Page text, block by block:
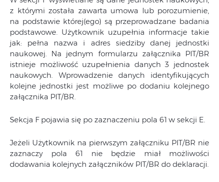
z którymi została zawarta umowa lub porozumienie,
na podstawie której(ego) są przeprowadzane badania
podstawowe. Użytkownik uzupełnia informacje takie
jak: pełna nazwa i adres siedziby danej jednostki
naukowej. Na jednym formularzu załącznika PIT/BR
istnieje możliwość uzupełnienia danych 3 jednostek
naukowych. Wprowadzenie danych identyfikujących
kolejne jednostki jest możliwe po dodaniu kolejnego
załącznika PIT/BR.
Sekcja F pojawia się po zaznaczeniu pola 61 w sekcji E.
Jeżeli Użytkownik na pierwszym załączniku PIT/BR nie
zaznaczy pola 61 nie będzie miał możliwości
dodawania kolejnych załączników PIT/BR do deklaracji.